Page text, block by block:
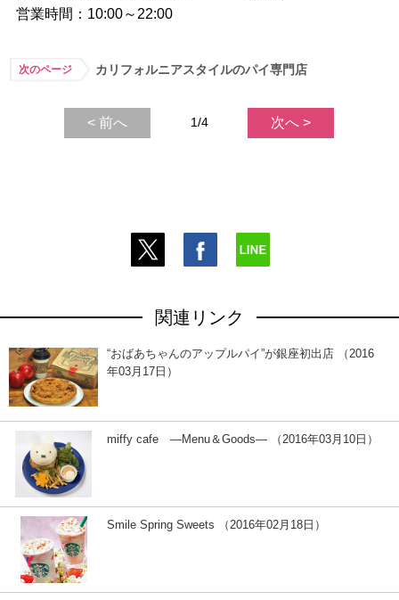
営業時間：10:00～22:00
次のページ カリフォルニアスタイルのパイ専門店
< 前へ 1/4 次へ >
関連リンク
“おばあちゃんのアップルパイ”が銀座初出店 （2016
年03月17日）
miffy cafe ―Menu＆Goods― （2016年03月10日）
Smile Spring Sweets （2016年02月18日）